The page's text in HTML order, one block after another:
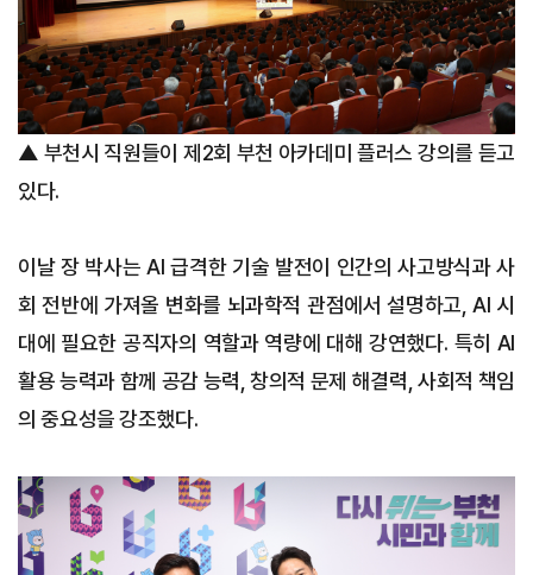
▲ 부천시 직원들이 제2회 부천 아카데미 플러스 강의를 듣고
있다.
이날 장 박사는 AI 급격한 기술 발전이 인간의 사고방식과 사
회 전반에 가져올 변화를 뇌과학적 관점에서 설명하고, AI 시
대에 필요한 공직자의 역할과 역량에 대해 강연했다. 특히 AI
활용 능력과 함께 공감 능력, 창의적 문제 해결력, 사회적 책임
의 중요성을 강조했다.